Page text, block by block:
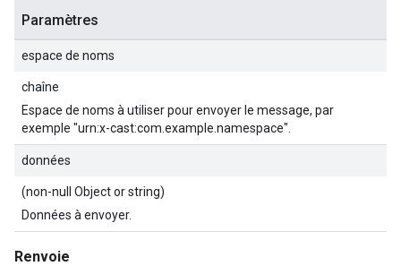
Paramètres
espace de noms
chaîne
Espace de noms à utiliser pour envoyer le message, par
exemple "urn:x-cast:com.example.namespace".
données
(non-null Object or string)
Données à envoyer.
Renvoie